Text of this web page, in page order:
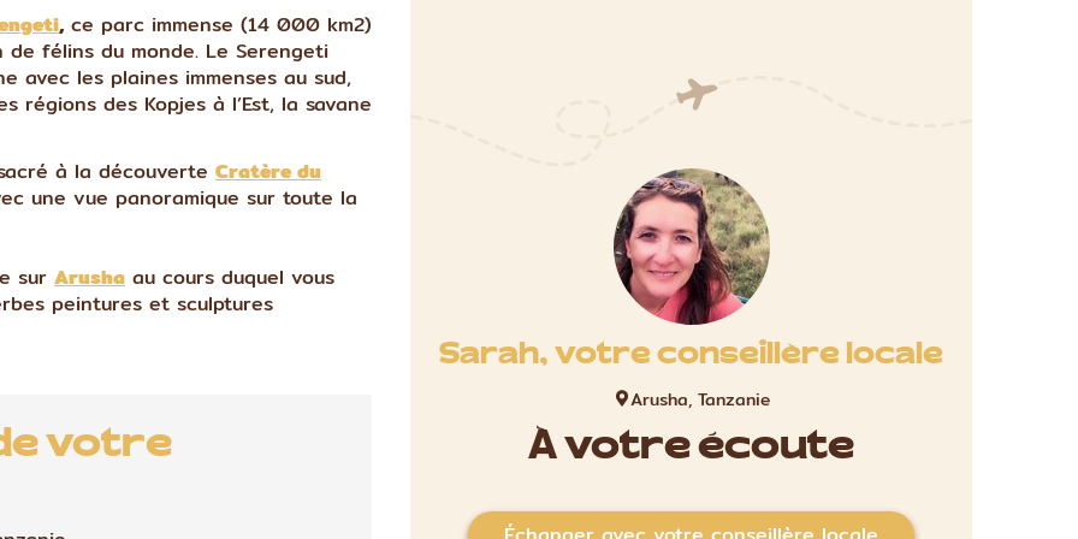
, ce parc immense (14 000 km2)
félins du monde. Le Serengeti
avec les plaines immenses au sud,
régions des Kopjes à l’Est, la savane
à la découverte Cratère du
une vue panoramique sur toute la
sur Arusha au cours duquel vous
peintures et sculptures
votre
Sarah, votre conseillère locale
Arusha, Tanzanie
À votre écoute